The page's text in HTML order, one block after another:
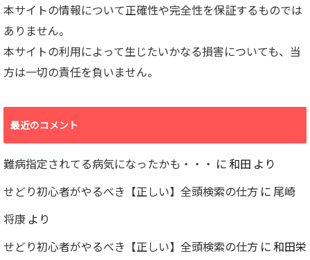
本サイトの情報について正確性や完全性を保証するものでは
ありません。
本サイトの利用によって生じたいかなる損害についても、当
方は一切の責任を負いません。
最近のコメント
難病指定されてる病気になったかも・・・ に 和田 より
せどり初心者がやるべき【正しい】全頭検索の仕方 に 尾崎
将康 より
せどり初心者がやるべき【正しい】全頭検索の仕方 に 和田栄